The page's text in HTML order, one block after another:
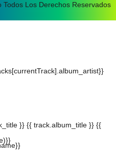
Los Derechos Reservados
}} {{ track.album_title }} {{